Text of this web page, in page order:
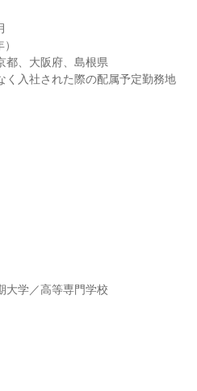
都、大阪府、島根県
入社された際の配属予定勤務地
大学／高等専門学校